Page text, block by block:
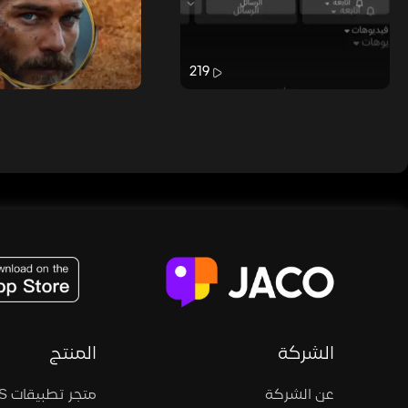
219
الشركة
عن الشركة
المنتج
متجر تطبيقات iOS